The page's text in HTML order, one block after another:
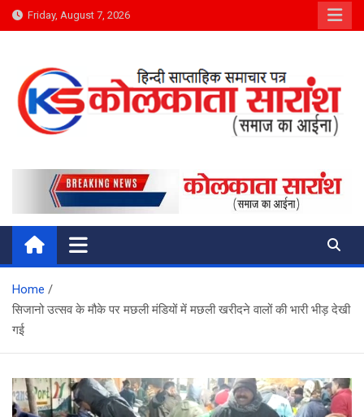
Skip
to
Friday, August 7, 2026
Kolkata Saransh News
समाज का आईना
Home
सिजानो उत्सव के मौके पर मछली मंडियों में मछली खरीदने वालों की भारी भीड़ देखी
गई